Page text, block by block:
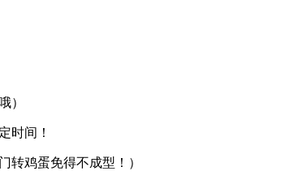
）
时间！
转鸡蛋免得不成型！）